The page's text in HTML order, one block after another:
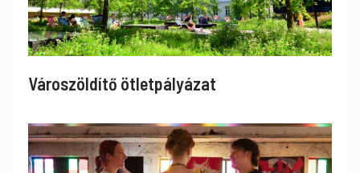
Városzöldítő ötletpályázat